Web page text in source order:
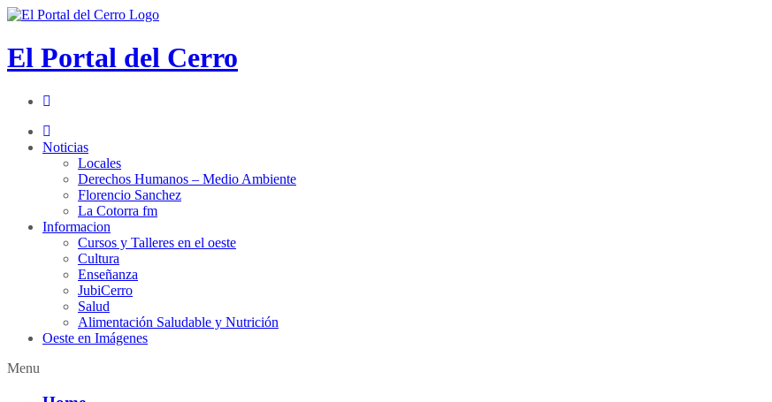
El Portal del Cerro
Noticias
Locales
Derechos Humanos – Medio Ambiente
Florencio Sanchez
La Cotorra fm
Informacion
Cursos y Talleres en el oeste
Cultura
Enseñanza
JubiCerro
Salud
Alimentación Saludable y Nutrición
Oeste en Imágenes
Menu